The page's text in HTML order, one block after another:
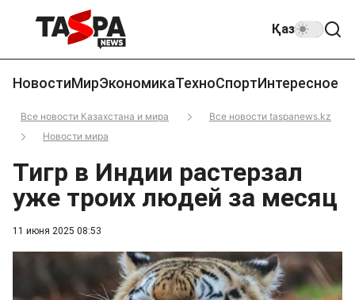
Қаз
НовостиМирЭкономикаТехноСпортИнтересное
Все новости Казахстана и мира
Все новости taspanews.kz
Новости мира
11 июня 2025 08:53
Тигр в Индии растерзал
уже троих людей за месяц